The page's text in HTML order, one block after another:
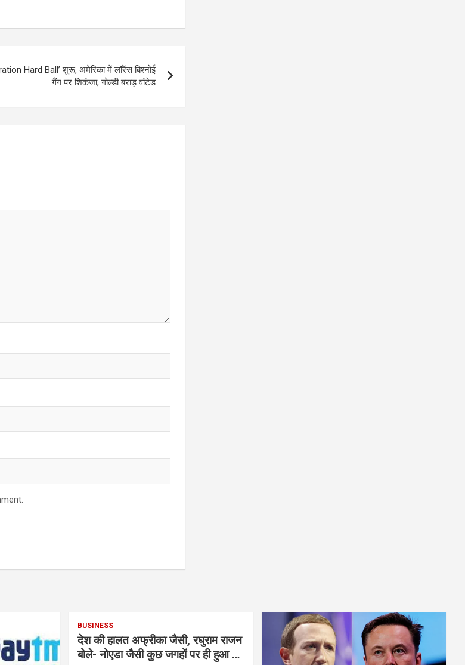
Hard Ball’ शुरू, अमेरिका में लॉरेंस बिश्नोई
गैंग पर शिकंजा; गोल्डी बराड़ वांटेड
BUSINESS
देश की हालत अफ्रीका जैसी, रघुराम राजन
बोले- नोएडा जैसी कुछ जगहों पर ही हुआ है